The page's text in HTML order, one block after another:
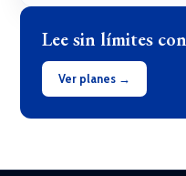
Lee sin límites
Ver planes →